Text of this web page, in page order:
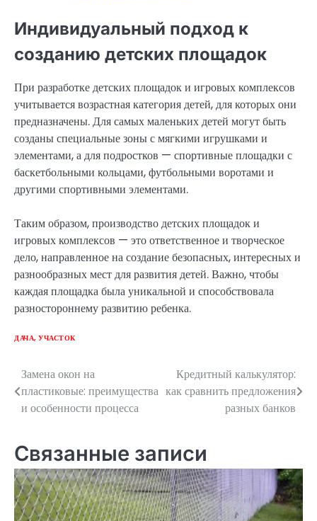
Индивидуальный подход к
созданию детских площадок
При разработке детских площадок и игровых комплексов
учитывается возрастная категория детей, для которых они
предназначены. Для самых маленьких детей могут быть
созданы специальные зоны с мягкими игрушками и
элементами, а для подростков — спортивные площадки с
баскетбольными кольцами, футбольными воротами и
другими спортивными элементами.
Таким образом, производство детских площадок и
игровых комплексов — это ответственное и творческое
дело, направленное на создание безопасных, интересных и
разнообразных мест для развития детей. Важно, чтобы
каждая площадка была уникальной и способствовала
разностороннему развитию ребенка.
ДАЧА, УЧАСТОК
Навигация
по
Замена окон на
пластиковые: преимущества
и особенности процесса
Кредитный калькулятор:
как сравнить предложения
разных банков
Связанные записи